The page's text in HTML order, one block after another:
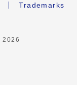
Trademarks
2026